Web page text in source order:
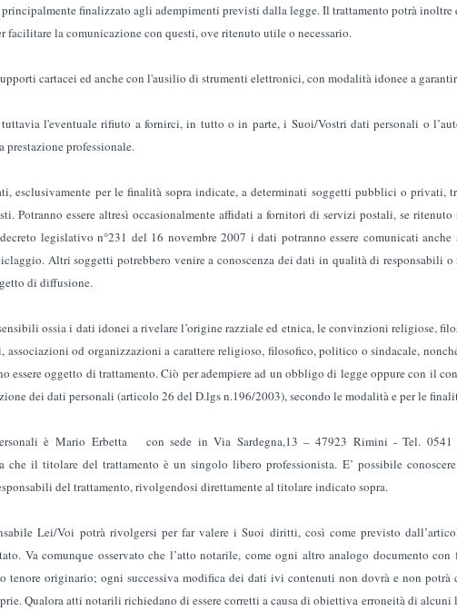
finalizzato agli adempimenti previsti dalla legge. Il trattamento potrà inoltre
la comunicazione con questi, ove ritenuto utile o necessario.
cartacei ed anche con l'ausilio di strumenti elettronici, con modalità idonee a
l'eventuale rifiuto a fornirci, in tutto o in parte, i Suoi/Vostri dati personali o
prestazione professionale.
esclusivamente per le finalità sopra indicate, a determinati soggetti pubblici o
Potranno essere altresì occasionalmente affidati a fornitori di servizi postali, se
legislativo n°231 del 16 novembre 2007 i dati potranno essere comunicati
Altri soggetti potrebbero venire a conoscenza dei dati in qualità di responsabili
di diffusione.
ossia i dati idonei a rivelare l’origine razziale ed etnica, le convinzioni religiose,
associazioni od organizzazioni a carattere religioso, filosofico, politico o sindacale,
essere oggetto di trattamento. Ciò per adempiere ad un obbligo di legge oppure con il
dei dati personali (articolo 26 del D.lgs n.196/2003), secondo le modalità e per le
è Mario Erbetta con sede in Via Sardegna,13 – 47923 Rimini - Tel.
che il titolare del trattamento è un singolo libero professionista. E’ possibile
del trattamento, rivolgendosi direttamente al titolare indicato sopra.
Lei/Voi potrà rivolgersi per far valere i Suoi diritti, così come previsto
Va comunque osservato che l’atto notarile, come ogni altro analogo documento con
tenore originario; ogni successiva modifica dei dati ivi contenuti non dovrà e non potrà
Qualora atti notarili richiedano di essere corretti a causa di obiettiva erroneità di alcuni